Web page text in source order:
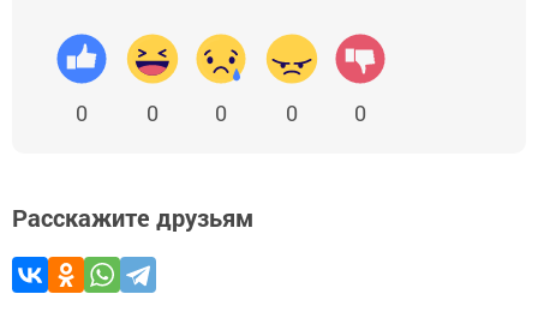
0 0 0 0 0
Расскажите друзьям